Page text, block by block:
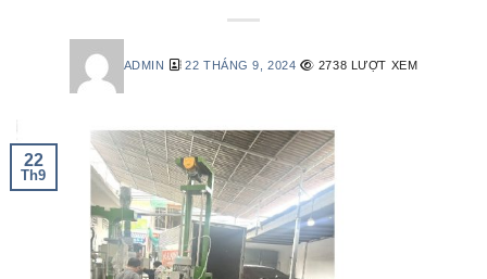
ADMIN 22 THÁNG 9, 2024 2738 LƯỢT XEM
22
Th9